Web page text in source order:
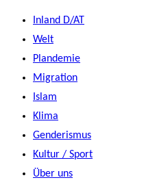
Zum
Inhalt
springen
Inland D/AT
Welt
Plandemie
Migration
Islam
Klima
Genderismus
Kultur / Sport
Über uns